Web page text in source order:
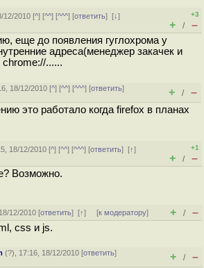
12/2010 [^] [^^] [^^^] [ответить][↓]
+3
+ / –
еще до появления гуглохрома у
адреса(менеджер закачек и
chrome://......
18/12/2010 [^] [^^] [^^^] [ответить]
+ / –
это работало когда firefox в планах
18/12/2010 [^] [^^] [^^^] [ответить][↑]
+1
+ / –
Возможно.
12/2010 [ответить][↑] [к модератору] + / –
css и js.
(?), 17:16, 18/12/2010 [ответить]
+ / –